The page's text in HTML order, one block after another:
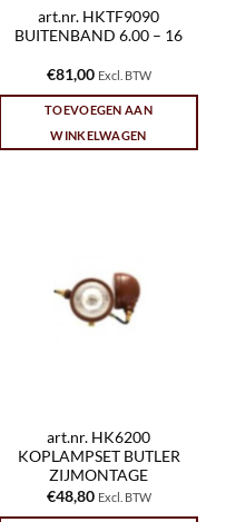
art.nr. HKTF9090
BUITENBAND 6.00 – 16
€81,00 Excl. BTW
TOEVOEGEN AAN
WINKELWAGEN
art.nr. HK6200
KOPLAMPSET BUTLER
ZIJMONTAGE
€48,80 Excl. BTW